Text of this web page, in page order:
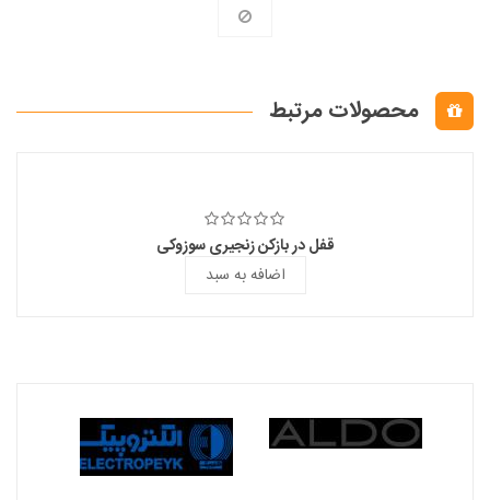
محصولات مرتبط
قفل در بازکن زنجیری سوزوکی
اضافه به سبد